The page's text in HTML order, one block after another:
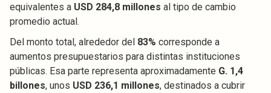
equivalentes a USD 284,8 millones al tipo de cambio
promedio actual.
Del monto total, alrededor del 83% corresponde a
aumentos presupuestarios para distintas instituciones
públicas. Esa parte representa aproximadamente G. 1,4
billones, unos USD 236,1 millones, destinados a cubrir